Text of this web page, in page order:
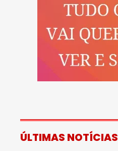
ÚLTIMAS NOTÍCIAS